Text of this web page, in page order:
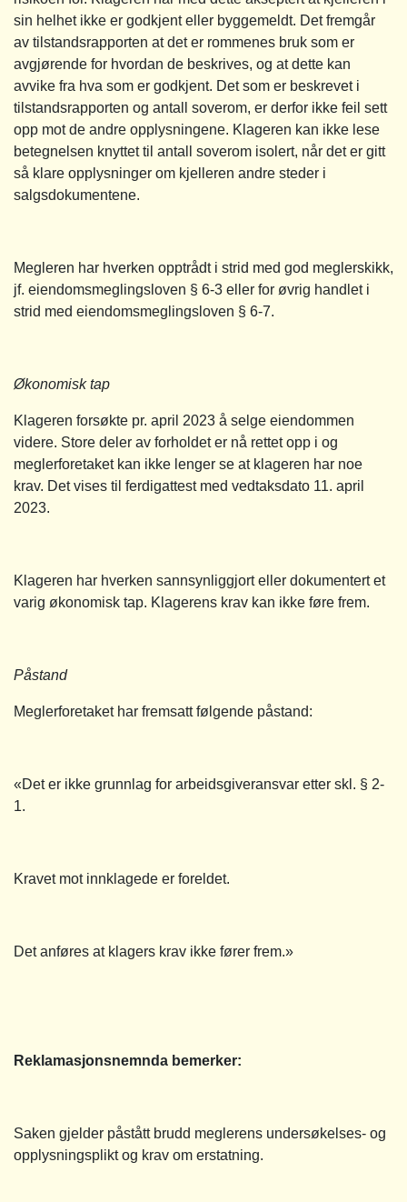
sin helhet ikke er godkjent eller byggemeldt. Det fremgår
av tilstandsrapporten at det er rommenes bruk som er
avgjørende for hvordan de beskrives, og at dette kan
avvike fra hva som er godkjent. Det som er beskrevet i
tilstandsrapporten og antall soverom, er derfor ikke feil sett
opp mot de andre opplysningene. Klageren kan ikke lese
betegnelsen knyttet til antall soverom isolert, når det er gitt
så klare opplysninger om kjelleren andre steder i
salgsdokumentene.
Megleren har hverken opptrådt i strid med god meglerskikk,
jf. eiendomsmeglingsloven § 6-3 eller for øvrig handlet i
strid med eiendomsmeglingsloven § 6-7.
Økonomisk tap
Klageren forsøkte pr. april 2023 å selge eiendommen
videre. Store deler av forholdet er nå rettet opp i og
meglerforetaket kan ikke lenger se at klageren har noe
krav. Det vises til ferdigattest med vedtaksdato 11. april
2023.
Klageren har hverken sannsynliggjort eller dokumentert et
varig økonomisk tap. Klagerens krav kan ikke føre frem.
Påstand
Meglerforetaket har fremsatt følgende påstand:
«Det er ikke grunnlag for arbeidsgiveransvar etter skl. § 2-
1.
Kravet mot innklagede er foreldet.
Det anføres at klagers krav ikke fører frem.»
Reklamasjonsnemnda bemerker:
Saken gjelder påstått brudd meglerens undersøkelses- og
opplysningsplikt og krav om erstatning.